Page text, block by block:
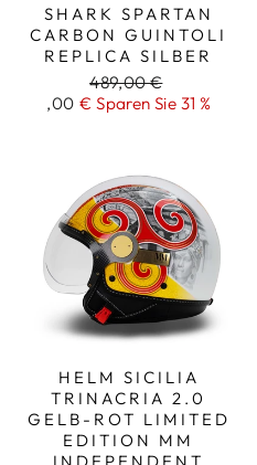
SHARK SPARTAN
CARBON GUINTOLI
REPLICA SILBER
Regulärer
Preis
489,00 €
Reduzierter
,00 € Sparen Sie 31 %
HELM SICILIA
TRINACRIA 2.0
GELB-ROT LIMITED
EDITION MM